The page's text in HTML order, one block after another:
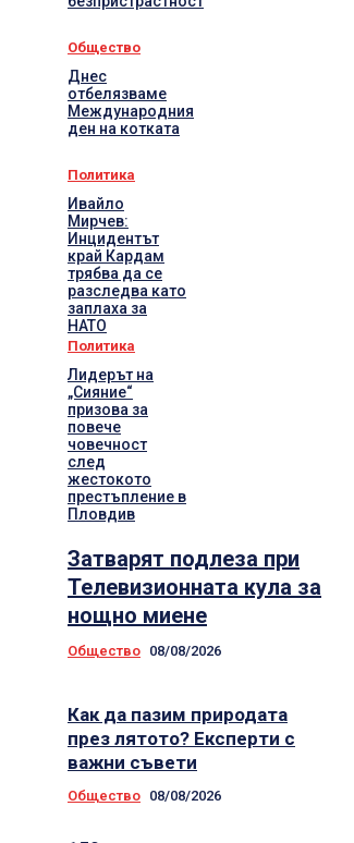
Общество
Днес
отбелязваме
Международния
ден на котката
Политика
Ивайло
Мирчев:
Инцидентът
край Кардам
трябва да се
разследва като
заплаха за
НАТО
Политика
Лидерът на
„Сияние“
призова за
повече
човечност
след
жестокото
престъпление в
Пловдив
Затварят подлеза при
Телевизионната кула за
нощно миене
Общество 08/08/2026
Как да пазим природата
през лятото? Експерти с
важни съвети
Общество 08/08/2026